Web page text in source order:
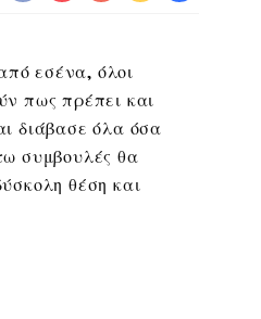
εσένα, όλοι
πως πρέπει και
διάβασε όλα όσα
συμβουλές θα
θέση και